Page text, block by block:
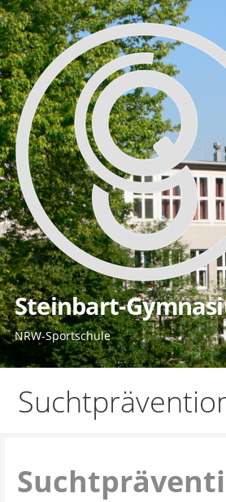
Zum
Inhalt
springen
Steinbart-
NRW-Sportschule